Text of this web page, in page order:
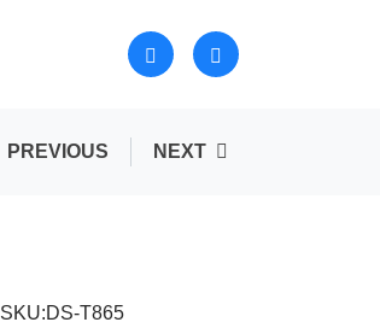
PREVIOUS NEXT
SKU:DS-T865